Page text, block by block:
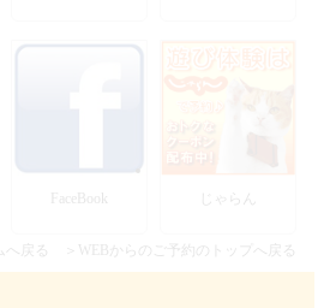
FaceBook じゃらん
戻る ＞WEBからのご予約のトップへ戻る